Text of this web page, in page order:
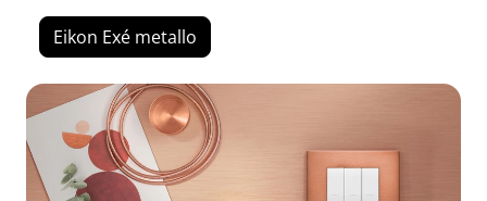
Eikon Exé metallo